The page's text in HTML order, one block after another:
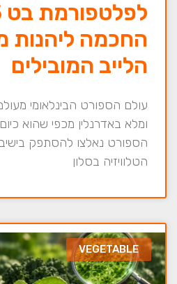
החכמה ליהנות
הלייב המובילים
עולם הספורט הבינלאומי
ומלא באדרנלין מכפי שהוא
הספורט נאלצו להסתפק
הטלוויזיה בסלון
VEGETABLE